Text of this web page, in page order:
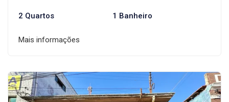
2 Quartos 1 Banheiro
Mais informações